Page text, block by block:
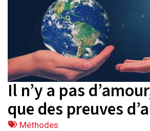
Il n’y a pas
que des preuves
Tags
Méthodes